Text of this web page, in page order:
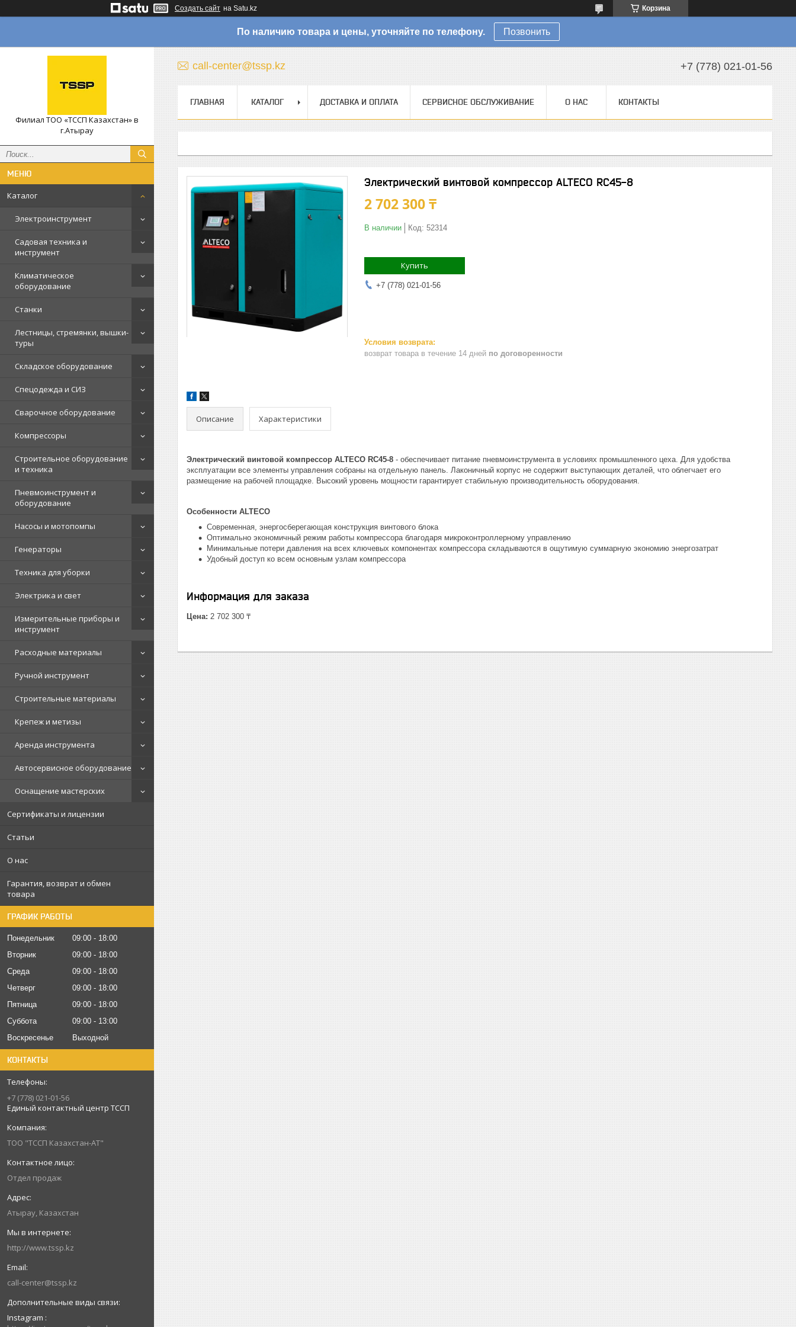
Создать сайт на Satu.kz Корзина
По наличию товара и цены, уточняйте по телефону. Позвонить
Филиал ТОО «ТССП Казахстан» в
г.Атырау
Каталог
Электроинструмент
Садовая техника и
инструмент
Климатическое
оборудование
Станки
Лестницы, стремянки, вышки-
туры
Складское оборудование
Спецодежда и СИЗ
Сварочное оборудование
Компрессоры
Строительное оборудование
и техника
Пневмоинструмент и
оборудование
Насосы и мотопомпы
Генераторы
Техника для уборки
Электрика и свет
Измерительные приборы и
инструмент
Расходные материалы
Ручной инструмент
Строительные материалы
Крепеж и метизы
Аренда инструмента
Автосервисное оборудование
Оснащение мастерских
Сертификаты и лицензии
Статьи
О нас
Гарантия, возврат и обмен
товара
ГРАФИК РАБОТЫ
Понедельник 09:00
18:00
Вторник
09:00
18:00
Среда
09:00
18:00
Четверг
09:00
18:00
Пятница
09:00
18:00
Суббота
09:00
13:00
Воскресенье
Выходной
КОНТАКТЫ
+7 (778) 021-01-56
Единый контактный центр ТССП
ТОО "ТССП Казахстан-АТ"
Отдел продаж
Атырау, Казахстан
http://www.tssp.kz
call-center@tssp.kz
Instagram
call-center@tssp.kz +7 (778) 021-01-56
ГЛАВНАЯ КАТАЛОГ ДОСТАВКА И ОПЛАТА СЕРВИСНОЕ ОБСЛУЖИВАНИЕ О НАС КОНТАКТЫ
Электрический винтовой компрессор ALTECO RC45-8
2 702 300 ₸
В наличии Код: 52314
Купить
+7 (778) 021-01-56
возврат товара в течение 14 дней по договоренности
Описание Характеристики
Электрический винтовой компрессор ALTECO RC45-8 - обеспечивает питание пневмоинструмента в условиях промышленного цеха. Для удобства
эксплуатации все элементы управления собраны на отдельную панель. Лаконичный корпус не содержит выступающих деталей, что облегчает его
размещение на рабочей площадке. Высокий уровень мощности гарантирует стабильную производительность оборудования.
Особенности ALTECO
Современная, энергосберегающая конструкция винтового блока
Оптимально экономичный режим работы компрессора благодаря микроконтроллерному управлению
Минимальные потери давления на всех ключевых компонентах компрессора складываются в ощутимую суммарную экономию энергозатрат
Удобный доступ ко всем основным узлам компрессора
Информация для заказа
Цена: 2 702 300 ₸